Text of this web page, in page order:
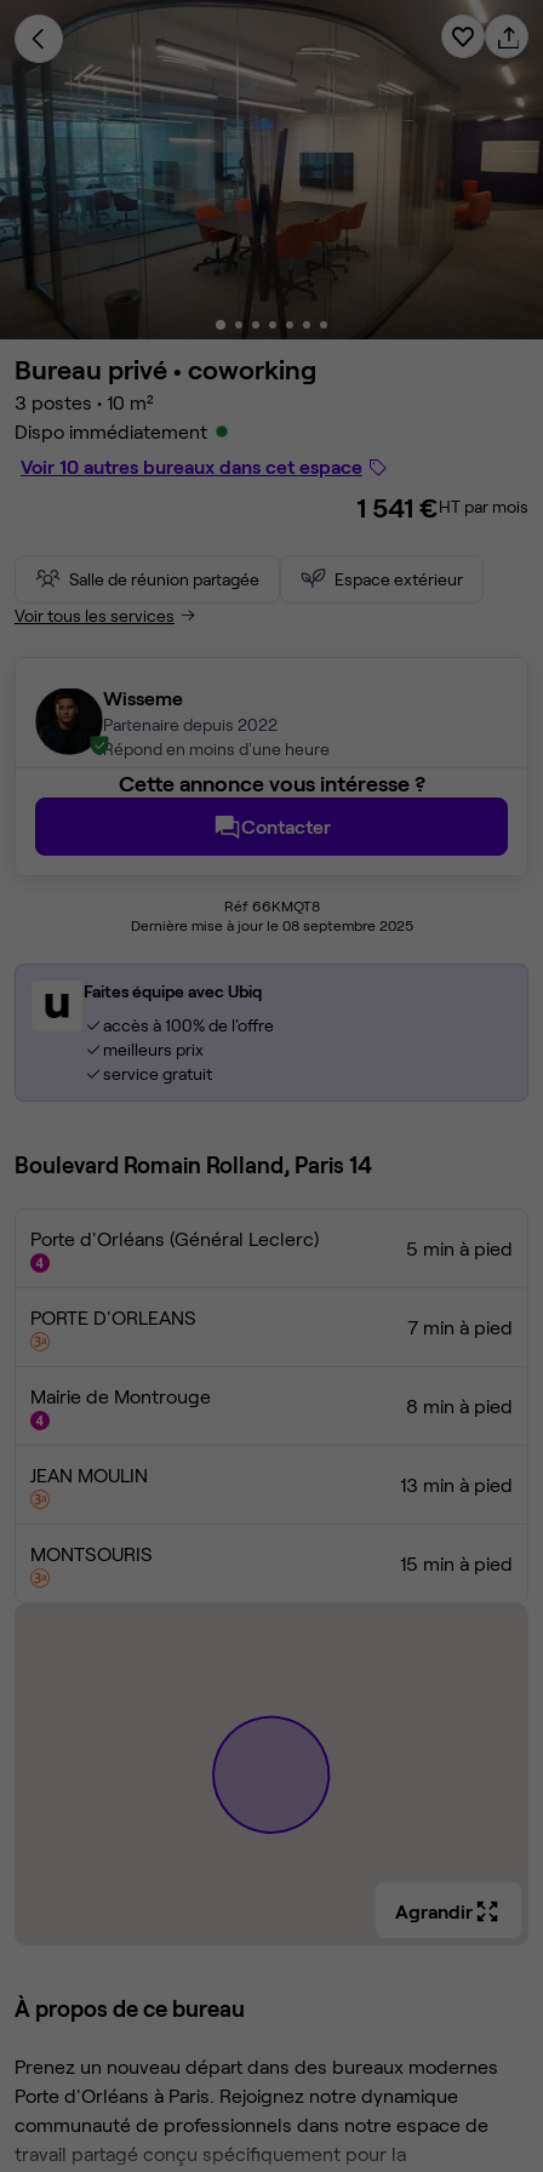
Bureau privé • coworking
3 postes • 10 m²
Dispo immédiatement
Voir 10 autres bureaux dans cet espace
1 541 €HT par mois
Salle de réunion partagée
Espace extérieur
Voir tous les services
Wisseme
Partenaire depuis 2022
Répond en moins d'une heure
Cette annonce vous intéresse ?
Contacter
Réf 66KMQT8
Dernière mise à jour le 08 septembre 2025
Faites équipe avec Ubiq
accès à 100% de l'offre
meilleurs prix
service gratuit
Boulevard Romain Rolland, Paris 14
Porte d'Orléans (Général Leclerc) 5 min à pied
PORTE D'ORLEANS 7 min à pied
Mairie de Montrouge 8 min à pied
JEAN MOULIN 13 min à pied
MONTSOURIS 15 min à pied
Agrandir
À propos de ce bureau
Prenez un nouveau départ dans des bureaux modernes
Porte d'Orléans à Paris. Rejoignez notre dynamique
communauté de professionnels dans notre espace de
travail partagé conçu spécifiquement pour la